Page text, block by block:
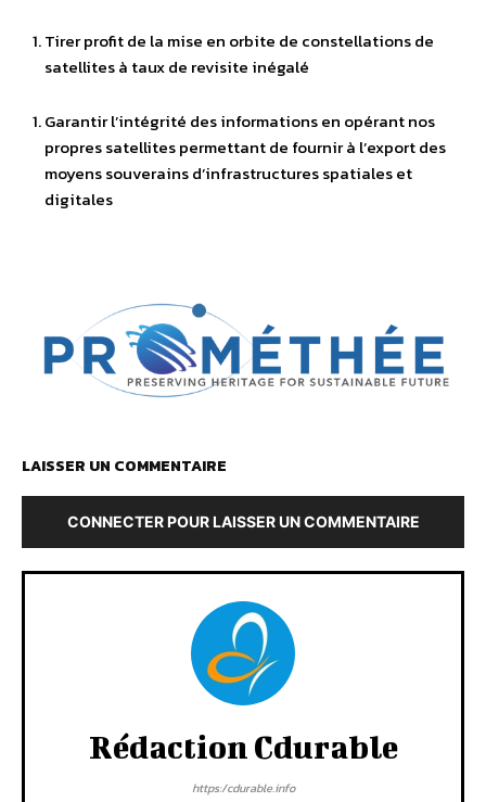
Tirer profit de la mise en orbite de constellations de
satellites à taux de revisite inégalé
Garantir l’intégrité des informations en opérant nos
propres satellites permettant de fournir à l’export des
moyens souverains d’infrastructures spatiales et
digitales
LAISSER UN COMMENTAIRE
CONNECTER POUR LAISSER UN COMMENTAIRE
Rédaction Cdurable
https:/cdurable.info